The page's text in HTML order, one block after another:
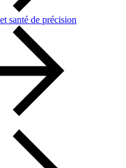
santé de précision